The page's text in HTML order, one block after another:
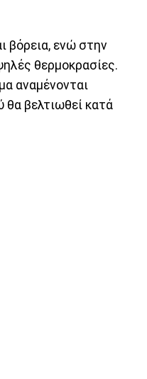
βόρεια, ενώ στην
θερμοκρασίες.
αναμένονται
θα βελτιωθεί κατά